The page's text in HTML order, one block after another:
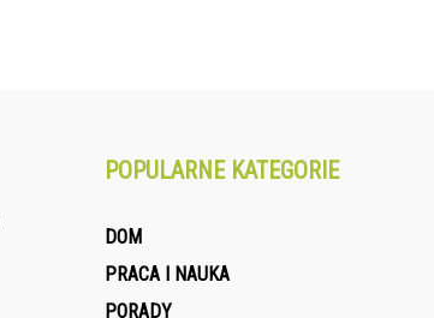
POPULARNE KATEGORIE
DOM
PRACA I NAUKA
PORADY